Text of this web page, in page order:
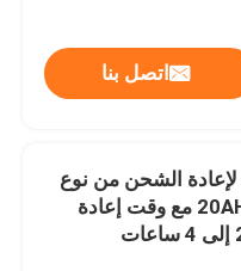
اتصل بنا
لإعادة الشحن من نوع
ليثيوم أيون 20AH مع وقت إعادة